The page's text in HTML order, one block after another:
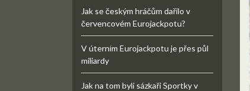
Jak se českým hráčům dařilo v
červencovém Eurojackpotu?
V úterním Eurojackpotu je přes půl
miliardy
Jak na tom byli sázkaři Sportky v